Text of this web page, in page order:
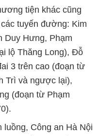
tiện khác cũng
tuyến đường: Kim
Duy Hưng, Phạm
lộ Thăng Long), Đỗ
3 trên cao (đoạn từ
Trì và ngược lại),
(đoạn từ Phạm
Công an Hà Nội